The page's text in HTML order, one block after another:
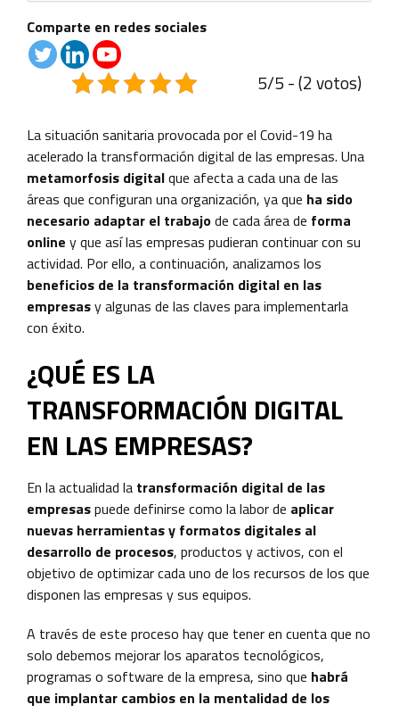
Comparte en redes sociales
5/5 - (2 votos)
La situación sanitaria provocada por el Covid-19 ha
acelerado la transformación digital de las empresas. Una
metamorfosis digitalque afecta a cada una de las
áreas que configuran una organización, ya que ha sido
necesario adaptar el trabajode cada área de forma
online y que así las empresas pudieran continuar con su
actividad. Por ello, a continuación, analizamos los
beneficios de la transformación digital en las
empresasy algunas de las claves para implementarla
con éxito.
¿QUÉ ES LA
TRANSFORMACIÓN DIGITAL
EN LAS EMPRESAS?
En la actualidad la transformación digital de las
empresaspuede definirse como la labor de aplicar
nuevas herramientas y formatos digitales al
desarrollo de procesos, productos y activos, con el
objetivo de optimizar cada uno de los recursos de los que
disponen las empresas y sus equipos.
A través de este proceso hay que tener en cuenta que no
solo debemos mejorar los aparatos tecnológicos,
programas o software de la empresa, sino que habrá
que implantar cambios en la mentalidad de los